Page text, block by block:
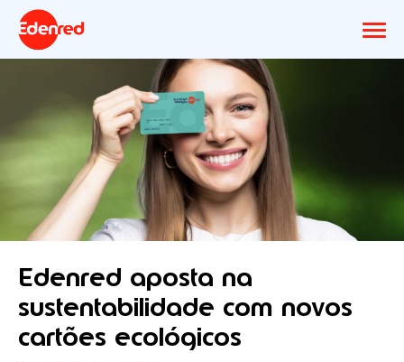
Edenred aposta na
sustentabilidade com novos
cartões ecológicos